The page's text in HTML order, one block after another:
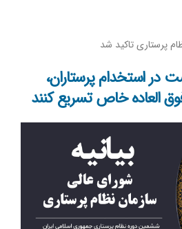
پرستاری تاکید شد
در استخدام پرستاران،
العاده خاص تسریع کنند